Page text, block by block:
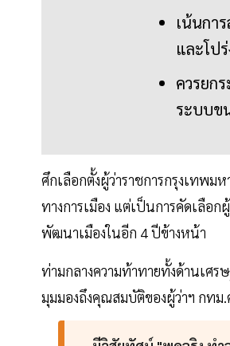
เน้นกา
และโป
ควรยก
ระบบข
ศึกเลือกตั้งผู้ว่าราชการกรุงเทพ
ทางการเมือง แต่เป็นการคัดเลือ
พัฒนาเมืองในอีก 4 ปีข้างหน้า
ท่ามกลางความท้าทายทั้งด้านเศ
มุมมองถึงคุณสมบัติของผู้ว่าฯ กท